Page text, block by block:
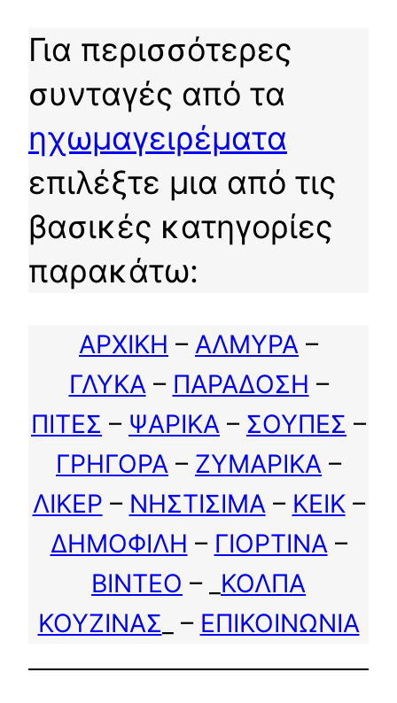
Για περισσότερες
συνταγές από τα
ηχωμαγειρέματα
επιλέξτε μια από τις
βασικές κατηγορίες
παρακάτω:
ΑΡΧΙΚΗ – ΑΛΜΥΡΑ –
ΓΛΥΚΑ– ΠΑΡΑΔΟΣΗ –
ΠΙΤΕΣ – ΨΑΡΙΚΑ – ΣΟΥΠΕΣ –
ΓΡΗΓΟΡΑ – ΖΥΜΑΡΙΚΑ –
ΛΙΚΕΡ – ΝΗΣΤΙΣΙΜΑ– ΚΕΙΚ–
ΔΗΜΟΦΙΛΗ – ΓΙΟΡΤΙΝΑ–
ΒΙΝΤΕΟ – _ ΚΟΛΠΑ
ΚΟΥΖΙΝΑΣ _ – ΕΠΙΚΟΙΝΩΝΙΑ